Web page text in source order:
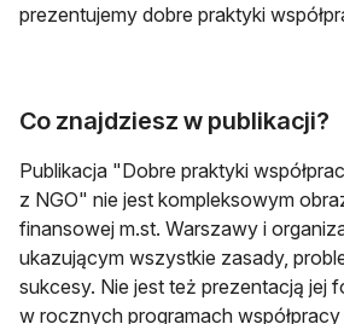
prezentujemy dobre praktyki
Co znajdziesz w publikacji?
Publikacja "Dobre praktyki
z NGO" nie jest kompleksowym
finansowej m.st. Warszawy i
ukazującym wszystkie zasady,
sukcesy. Nie jest też prezentacją jej
w rocznych programach